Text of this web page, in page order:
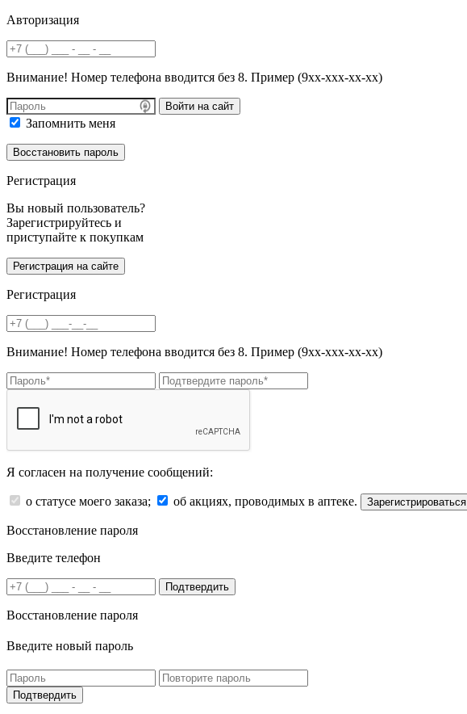
Авторизация
Внимание! Номер телефона вводится без 8. Пример (9хх-ххх-хх-хх)
Войти на сайт
Запомнить меня
Регистрация
Вы новый пользователь?
Зарегистрируйтесь и
приступайте к покупкам
Регистрация
Внимание! Номер телефона вводится без 8. Пример (9хх-ххх-хх-хх)
Я согласен на получение сообщений:
о статусе моего заказа; об акциях, проводимых в аптеке. Зарегистрироваться
Восстановление пароля
Введите телефон
Подтвердить
Восстановление пароля
Введите новый пароль